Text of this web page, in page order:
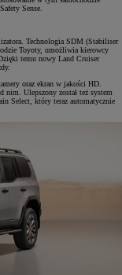
Sense.
Technologia SDM (Stabiliser
Toyoty, umożliwia kierowcy
temu nowy Land Cruiser
oraz ekran w jakości HD.
nim. Ulepszony został też system
Select, który teraz automatycznie